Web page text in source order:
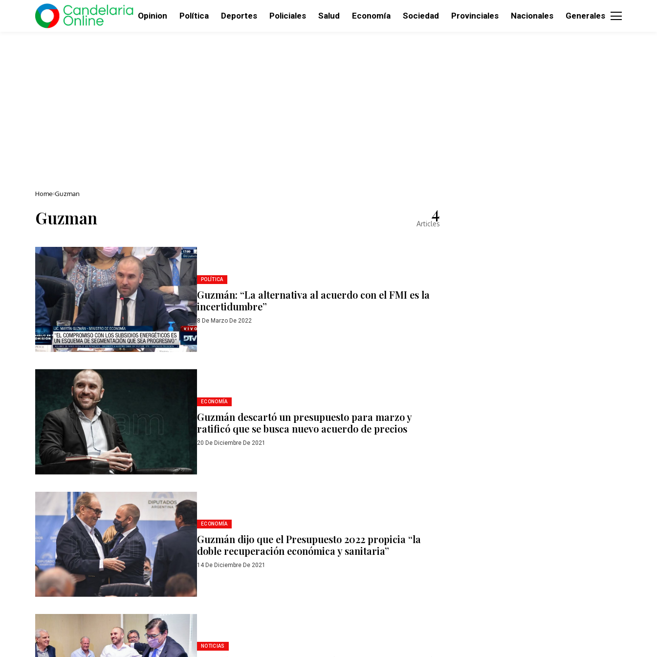
Opinion Política Deportes Policiales Salud Economía Sociedad Provinciales Nacionales Generales
Home Guzman
Guzman 4
Articles
POLÍTICA
Guzmán: “La alternativa al acuerdo con el FMI es la
incertidumbre”
8 De Marzo De 2022
ECONOMÍA
Guzmán descartó un presupuesto para marzo y
ratificó que se busca nuevo acuerdo de precios
20 De Diciembre De 2021
ECONOMÍA
Guzmán dijo que el Presupuesto 2022 propicia “la
doble recuperación económica y sanitaria”
14 De Diciembre De 2021
NOTICIAS